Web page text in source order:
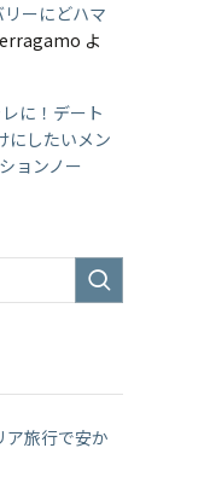
リーにどハマ
よ
に！デート
にしたいメン
ョンノー
ア旅行で安か